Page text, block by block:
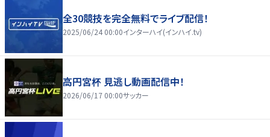
全30競技を完全無料でライブ配信！
2025/06/24 00:00インターハイ(インハイ.tv)
高円宮杯 見逃し動画配信中！
2026/06/17 00:00サッカー